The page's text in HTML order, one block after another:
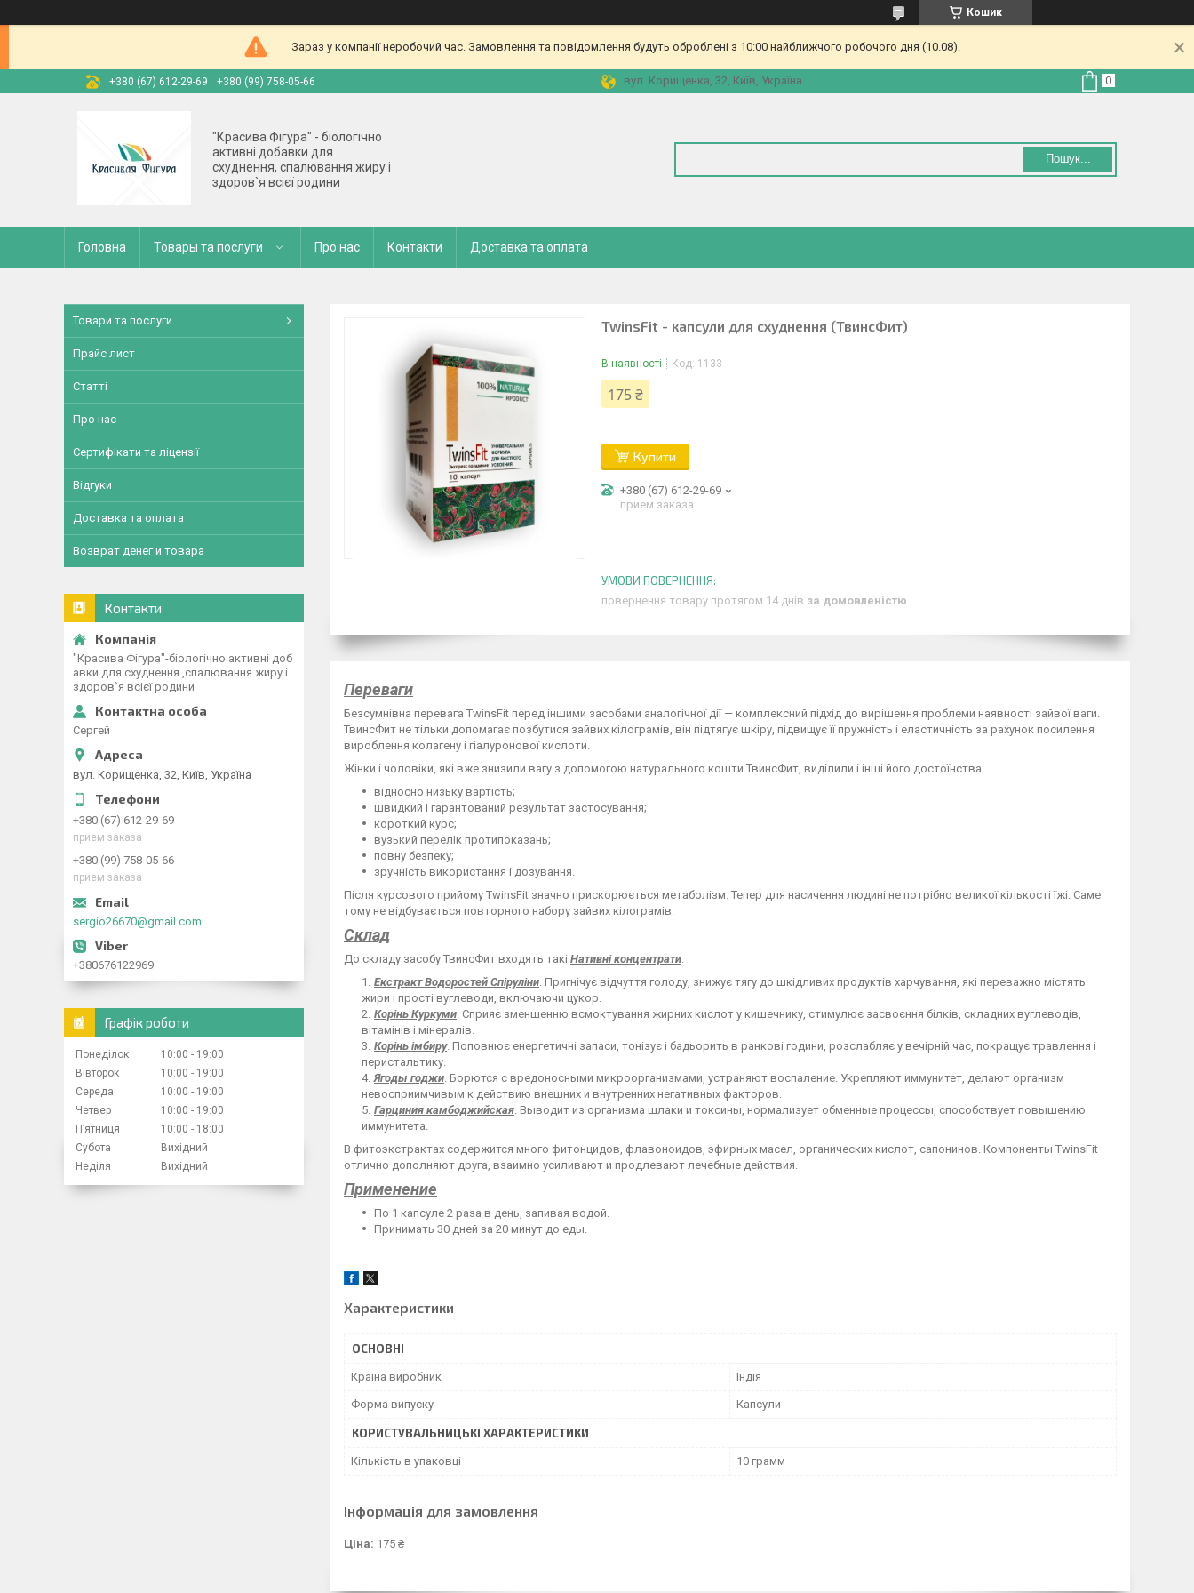
Кошик
Зараз у компанії неробочий час. Замовлення та повідомлення будуть оброблені з 10:00 найближчого робочого дня (10.08).
+380 (67) 612-29-69 +380 (99) 758-05-66 вул. Корищенка, 32, Київ, Україна
"Красива Фігура" - біологічно
активні добавки для
схуднення, спалювання жиру і
здоров`я всієї родини
Пошук...
Головна Товары та послуги Про нас Контакти Доставка та оплата
TwinsFit - капсули для схуднення (ТвинсФит)
В наявності Код: 1133
175 ₴
Купити
+380 (67) 612-29-69
прием заказа
повернення товару протягом 14 днів за домовленістю
Переваги
Безсумнівна перевага TwinsFit перед іншими засобами аналогічної дії — комплексний підхід до вирішення проблеми наявності зайвої ваги.
ТвинсФит не тільки допомагає позбутися зайвих кілограмів, він підтягує шкіру, підвищує її пружність і еластичність за рахунок посилення
вироблення колагену і гіалуронової кислоти.
Жінки і чоловіки, які вже знизили вагу з допомогою натурального кошти ТвинсФит, виділили і інші його достоїнства:
відносно низьку вартість;
швидкий і гарантований результат застосування;
короткий курс;
вузький перелік протипоказань;
повну безпеку;
зручність використання і дозування.
Після курсового прийому TwinsFit значно прискорюється метаболізм. Тепер для насичення людині не потрібно великої кількості їжі. Саме
тому не відбувається повторного набору зайвих кілограмів.
Склад
До складу засобу ТвинсФит входять такі Нативні концентрати:
Екстракт Водоростей Спіруліни . Пригнічує відчуття голоду, знижує тягу до шкідливих продуктів харчування, які переважно містять
жири і прості вуглеводи, включаючи цукор.
Корінь Куркуми . Сприяє зменшенню всмоктування жирних кислот у кишечнику, стимулює засвоєння білків, складних вуглеводів,
вітамінів і мінералів.
Корінь імбиру. Поповнює енергетичні запаси, тонізує і бадьорить в ранкові години, розслабляє у вечірній час, покращує травлення і
перистальтику.
Ягоды годжи . Борются с вредоносными микроорганизмами, устраняют воспаление. Укрепляют иммунитет, делают организм
невосприимчивым к действию внешних и внутренних негативных факторов.
Гарциния камбоджийская . Выводит из организма шлаки и токсины, нормализует обменные процессы, способствует повышению
иммунитета.
В фитоэкстрактах содержится много фитонцидов, флавоноидов, эфирных масел, органических кислот, сапонинов. Компоненты TwinsFit
отлично дополняют друга, взаимно усиливают и продлевают лечебные действия.
Применение
По 1 капсуле 2 раза в день, запивая водой.
Принимать 30 дней за 20 минут до еды.
Характеристики
ОСНОВНІ
Країна виробник Індія
Форма випуску Капсули
КОРИСТУВАЛЬНИЦЬКІ ХАРАКТЕРИСТИКИ
Кількість в упаковці 10 грамм
Інформація для замовлення
Ціна: 175 ₴
Товари та послуги
Прайс лист
Статті
Про нас
Сертифікати та ліцензії
Відгуки
Доставка та оплата
Возврат денег и товара
Контакти
"Красива Фігура"-біологічно активні доб
авки для схуднення ,спалювання жиру і
здоров`я всієї родини
Сергей
вул. Корищенка, 32, Київ, Україна
+380 (67) 612-29-69
прием заказа
+380 (99) 758-05-66
прием заказа
sergio26670@gmail.com
+380676122969
Графік роботи
Понеділок 10:00
19:00
Вівторок
10:00
19:00
Середа
10:00
19:00
Четвер
10:00
19:00
Пʼятниця
10:00
18:00
Субота
Вихідний
Неділя
Вихідний